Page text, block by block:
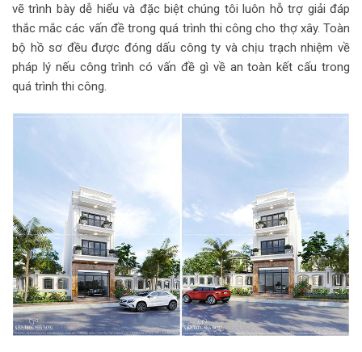
vẽ trình bày dễ hiểu và đặc biệt chúng tôi luôn hỗ trợ giải đáp
thắc mắc các vấn đề trong quá trình thi công cho thợ xây. Toàn
bộ hồ sơ đều được đóng dấu công ty và chịu trạch nhiệm về
pháp lý nếu công trình có vấn đề gì về an toàn kết cấu trong
quá trình thi công.